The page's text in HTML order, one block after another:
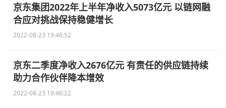
京东集团2022年上半年净收入5073亿元 以链网融
合应对挑战保持稳健增长
2022-08-23 19:46:52
京东二季度净收入2676亿元 有责任的供应链持续
助力合作伙伴降本增效
2022-08-23 19:46:22